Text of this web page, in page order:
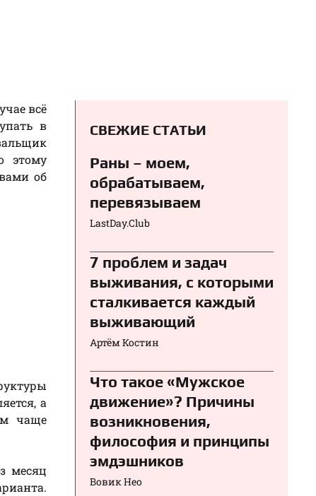
всё
в
этому
об
а
чаще
месяц
СВЕЖИЕ СТАТЬИ
Раны – моем,
обрабатываем,
перевязываем⁠⁠
LastDay.Club
7 проблем и задач
выживания, с которыми
сталкивается каждый
выживающий
Артём Костин
Что такое «Мужское
движение»? Причины
возникновения,
философия и принципы
эмдэшников
Вовик Нео